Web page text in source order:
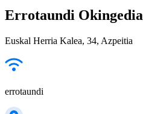
Errotaundi Okingedia
Euskal Herria Kalea, 34, Azpeitia
errotaundi